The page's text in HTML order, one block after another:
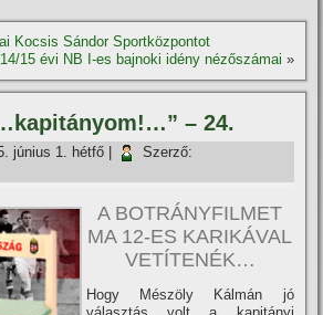
Kocsis Sándor Sportközpontot
15 évi NB I-es bajnoki idény nézőszámai »
– 24.
június 1. hétfő
Szerző:
A BOTRÁNYFILMET
MA 12-ES KARIKÁVAL
VETÍTENÉK…
Hogy Mészöly Kálmán jó